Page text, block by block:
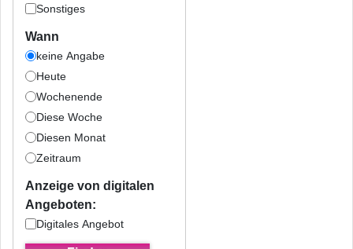
Sonstiges
Wann
keine Angabe
Heute
Wochenende
Diese Woche
Diesen Monat
Zeitraum
Anzeige von digitalen
Angeboten:
Digitales Angebot